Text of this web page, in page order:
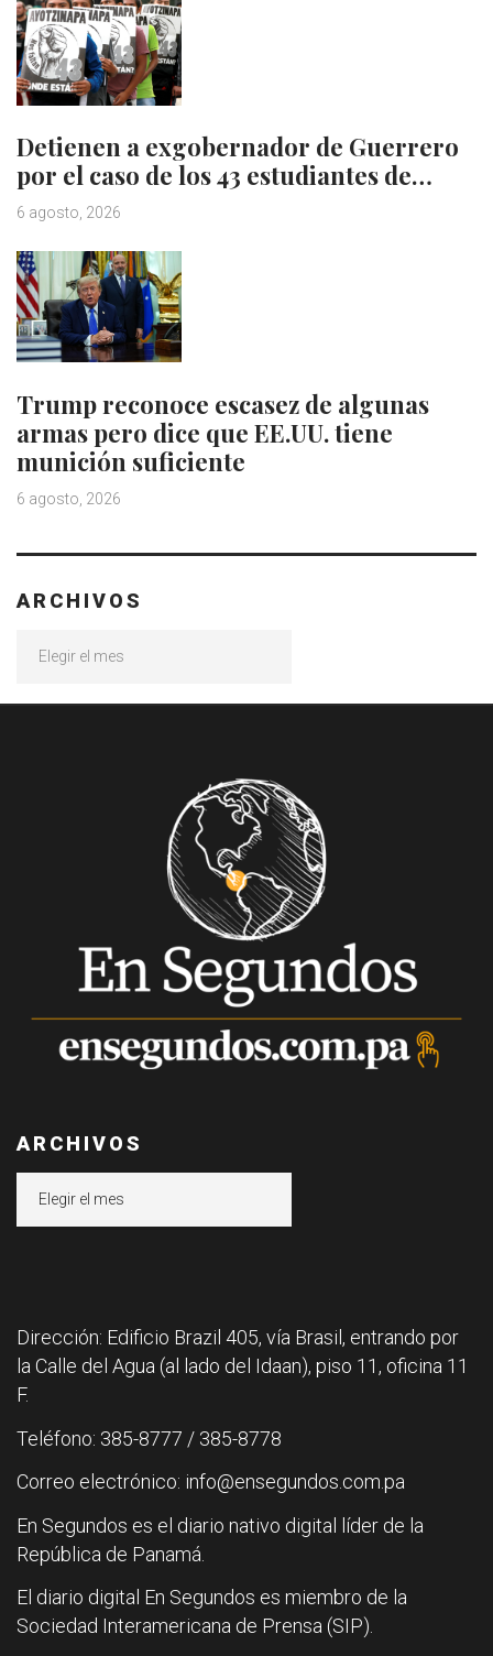
Detienen a exgobernador de Guerrero
por el caso de los 43 estudiantes de…
6 agosto, 2026
Trump reconoce escasez de algunas
armas pero dice que EE.UU. tiene
munición suficiente
6 agosto, 2026
ARCHIVOS
ARCHIVOS
Dirección: Edificio Brazil 405, vía Brasil, entrando por
la Calle del Agua (al lado del Idaan), piso 11, oficina 11
F.
Teléfono: 385-8777 / 385-8778
Correo electrónico: info@ensegundos.com.pa
En Segundos es el diario nativo digital líder de la
República de Panamá.
El diario digital En Segundos es miembro de la
Sociedad Interamericana de Prensa (SIP).